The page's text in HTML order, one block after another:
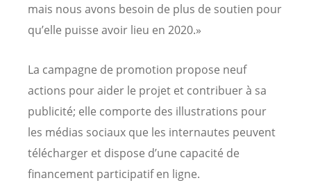
mais nous avons besoin de plus de soutien pour
qu’elle puisse avoir lieu en 2020.»
La campagne de promotion propose neuf
actions pour aider le projet et contribuer à sa
publicité; elle comporte des illustrations pour
les médias sociaux que les internautes peuvent
télécharger et dispose d’une capacité de
financement participatif en ligne.